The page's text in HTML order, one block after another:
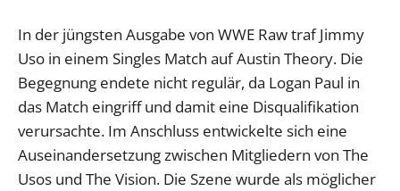
In der jüngsten Ausgabe von WWE Raw traf Jimmy
Uso in einem Singles Match auf Austin Theory. Die
Begegnung endete nicht regulär, da Logan Paul in
das Match eingriff und damit eine Disqualifikation
verursachte. Im Anschluss entwickelte sich eine
Auseinandersetzung zwischen Mitgliedern von The
Usos und The Vision. Die Szene wurde als möglicher